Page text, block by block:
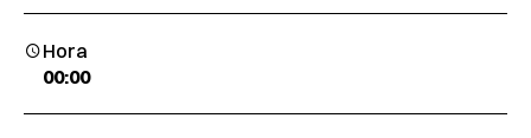
Hora
00:00